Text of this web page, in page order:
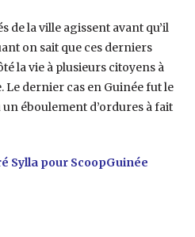
de la ville agissent avant qu’il
on sait que ces derniers
la vie à plusieurs citoyens à
Le dernier cas en Guinée fut le
éboulement d’ordures à fait
Sylla pour ScoopGuinée